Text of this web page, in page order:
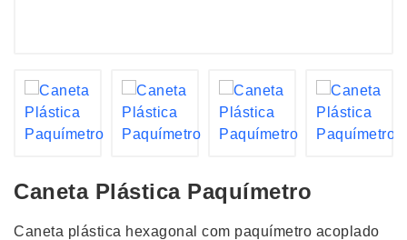
Caneta Plástica Paquímetro
Caneta plástica hexagonal com paquímetro acoplado